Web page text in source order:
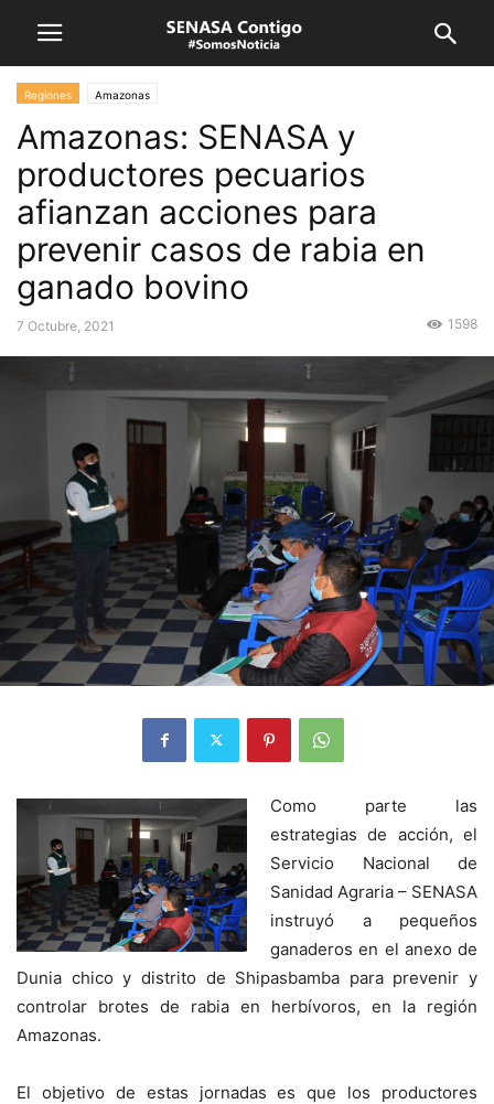
Regiones Amazonas
Amazonas: SENASA y
productores pecuarios
afianzan acciones para
prevenir casos de rabia en
ganado bovino
7 Octubre, 2021 1598
Como parte las
estrategias de acción, el
Servicio Nacional de
Sanidad Agraria – SENASA
instruyó a pequeños
ganaderos en el anexo de
Dunia chico y distrito de Shipasbamba para prevenir y
controlar brotes de rabia en herbívoros, en la región
Amazonas.
El objetivo de estas jornadas es que los productores